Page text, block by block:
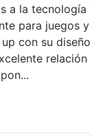
a la tecnología
para juegos y
con su diseño
relación